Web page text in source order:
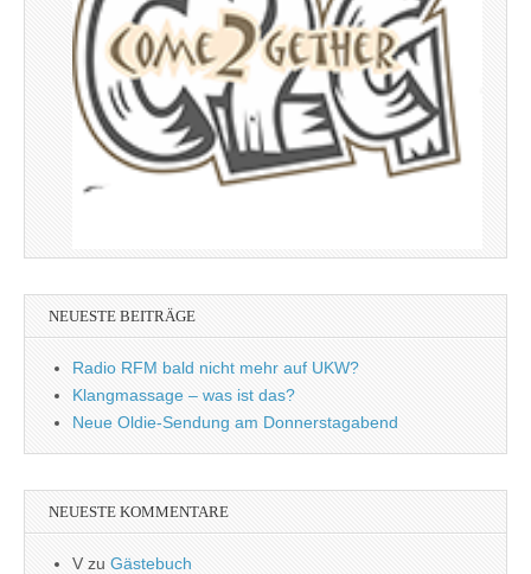
NEUESTE BEITRÄGE
Radio RFM bald nicht mehr auf UKW?
Klangmassage – was ist das?
Neue Oldie-Sendung am Donnerstagabend
NEUESTE KOMMENTARE
V zu Gästebuch